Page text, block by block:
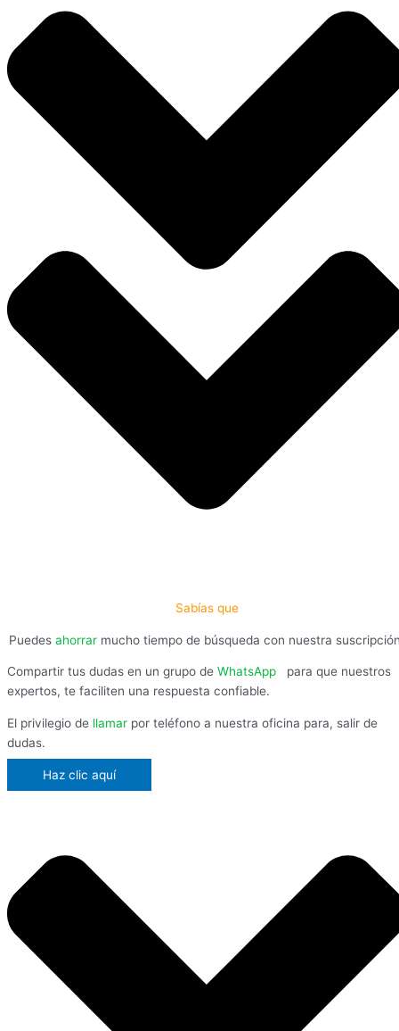
Sabías que
Puedes ahorrar mucho tiempo de búsqueda con nuestra
Compartir tus dudas en un grupo de WhatsApp
para que nuestros
expertos, te faciliten una respuesta confiable.
El privilegio de llamar por teléfono a nuestra oficina para, salir de
dudas.
Haz clic aquí